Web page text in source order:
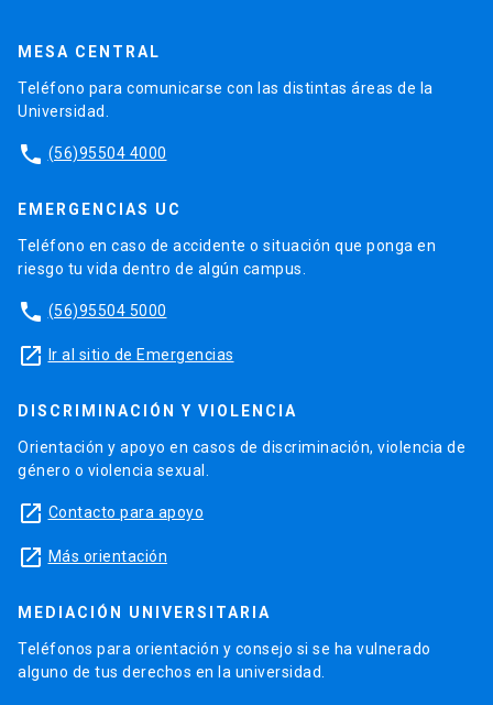
MESA CENTRAL
Teléfono para comunicarse con las distintas áreas de la
Universidad.
phone (56)95504 4000
EMERGENCIAS UC
Teléfono en caso de accidente o situación que ponga en
riesgo tu vida dentro de algún campus.
phone (56)95504 5000
launch Ir al sitio de Emergencias
DISCRIMINACIÓN Y VIOLENCIA
Orientación y apoyo en casos de discriminación, violencia de
género o violencia sexual.
launch Contacto para apoyo
launch Más orientación
MEDIACIÓN UNIVERSITARIA
Teléfonos para orientación y consejo si se ha vulnerado
alguno de tus derechos en la universidad.